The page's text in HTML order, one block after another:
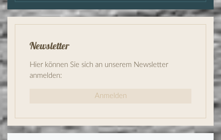
Newsletter
Hier können Sie sich an unserem Newsletter
anmelden:
Anmelden